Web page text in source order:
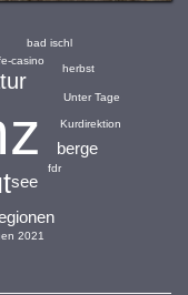
see
berge
casino
Kurdirektion
fdr
Unter Tage
2021
herbst
bad ischl